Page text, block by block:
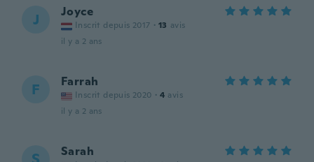
J Joyce
Inscrit depuis 2017 · 13 avis
il y a 2 ans
F Farrah
Inscrit depuis 2020 · 4 avis
il y a 2 ans
Sarah